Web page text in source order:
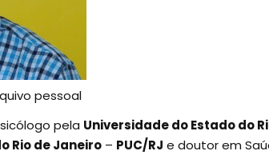
pessoal
pela Universidade do Estado do
Rio de Janeiro – PUC/RJ e doutor em